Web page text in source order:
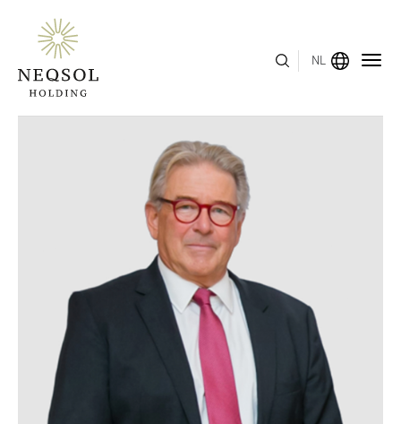
NL
BEDRIJFSSEGMENTEN
HUMAN CAPITAL
ONDERSCHEIDINGEN
INVESTEERDERSRELATIES
NIEUWS